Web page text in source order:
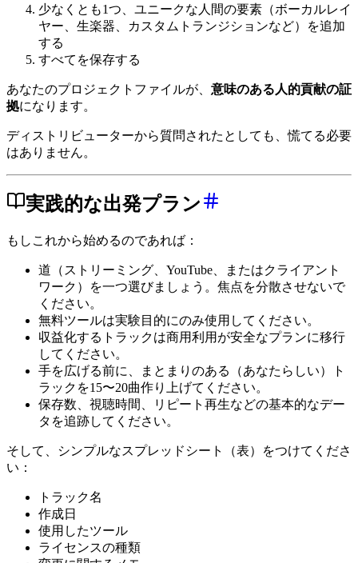
少なくとも1つ、ユニークな人間の要素（ボーカルレイ
ヤー、生楽器、カスタムトランジションなど）を追加
する
すべてを保存する
あなたのプロジェクトファイルが、 意味のある人的貢献の証
拠になります。
ディストリビューターから質問されたとしても、慌てる必要
はありません。
実践的な出発プラン
もしこれから始めるのであれば：
道（ストリーミング、YouTube、またはクライアント
ワーク）を一つ選びましょう。焦点を分散させないで
ください。
無料ツールは実験目的にのみ使用してください。
収益化するトラックは商用利用が安全なプランに移行
してください。
手を広げる前に、まとまりのある（あなたらしい）ト
ラックを15〜20曲作り上げてください。
保存数、視聴時間、リピート再生などの基本的なデー
タを追跡してください。
そして、シンプルなスプレッドシート（表）をつけてくださ
い：
トラック名
作成日
使用したツール
ライセンスの種類